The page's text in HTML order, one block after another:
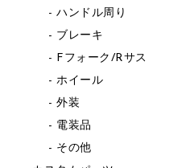
ハンドル周り
ブレーキ
Fフォーク/Rサス
ホイール
外装
電装品
その他